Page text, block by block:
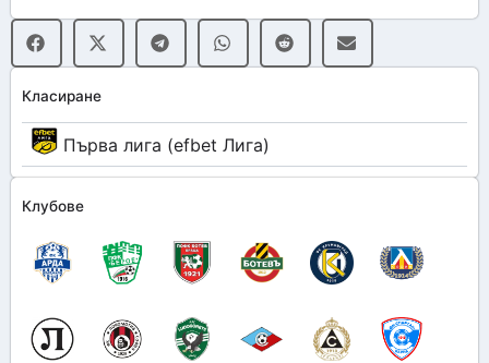
Класиране
Първа лига (efbet Лига)
Клубове